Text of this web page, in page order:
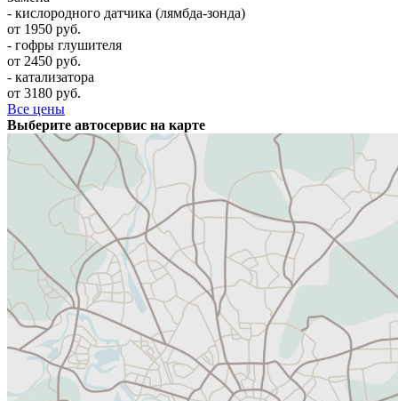
- кислородного датчика (лямбда-зонда)
от 1950 руб.
- гофры глушителя
от 2450 руб.
- катализатора
от 3180 руб.
Все цены
Выберите автосервис на карте